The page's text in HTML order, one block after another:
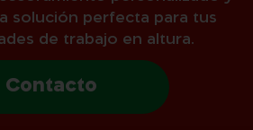
solución perfecta para tus
de trabajo en altura.
Contacto